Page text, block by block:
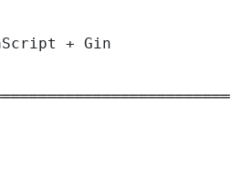
+ Gin